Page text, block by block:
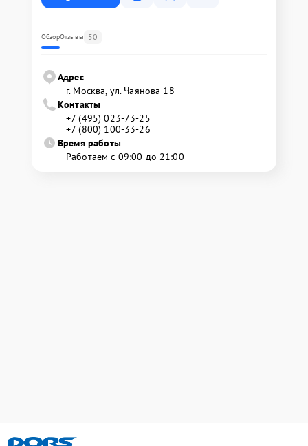
ОбзорОтзывы 50
Адрес
г. Москва, ул. Чаянова 18
Контакты
+7 (495) 023-73-25
+7 (800) 100-33-26
Время работы
Работаем с 09:00 до 21:00